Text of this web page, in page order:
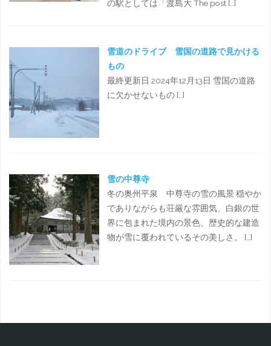
の駅としては「渡島大 The post […]
雪道のドライブ 雪国の道路で見かける
もの
最終更新日 2024年12月13日 雪国の道路
に欠かせないもの […]
雪の中尊寺
冬の奥州平泉 中尊寺の雪の風景 穏やか
でありながらも荘厳な雰囲気、白銀の世
界に包まれた境内の景色、歴史的な建造
物が雪に覆われているその美しさ。 […]